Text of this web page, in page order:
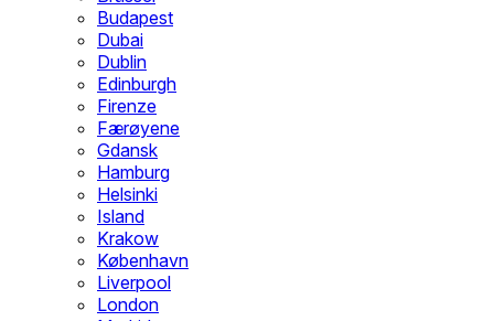
Budapest
Dubai
Dublin
Edinburgh
Firenze
Færøyene
Gdansk
Hamburg
Helsinki
Island
Krakow
København
Liverpool
London